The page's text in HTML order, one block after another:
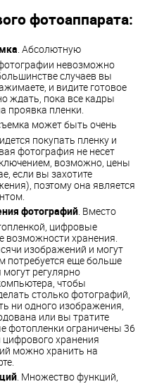
фотоаппарата:
. Абсолютную
невозможно
случаев вы
и видите готовое
ждать, пока все кадры
проявка пленки.
может быть очень
покупать пленку и
фотография не несет
возможно, цены
если вы захотите
поэтому она является
фотографий . Вместо
цифровые
возможности хранения.
изображений и могут
потребуется еще больше
регулярно
чтобы
столько фотографий,
ни одного изображения,
или вы тратите
фотопленки ограничены 36
хранения
можно хранить на
. Множество функций,